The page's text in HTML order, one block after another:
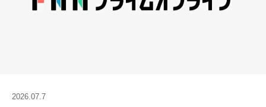
2026.07.7